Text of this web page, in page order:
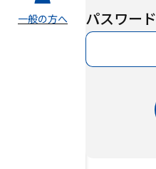
一般の方へ パスワード